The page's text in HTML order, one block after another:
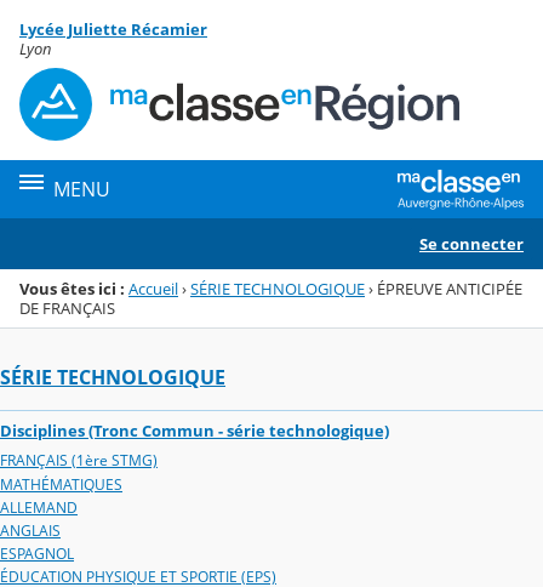
Menu de la rubrique
Contenu
Lycée Juliette Récamier
Lyon
MENU
Se connecter
Vous êtes ici : Accueil›SÉRIE TECHNOLOGIQUE› ÉPREUVE ANTICIPÉE
DE FRANÇAIS
SÉRIE TECHNOLOGIQUE
Disciplines (Tronc Commun - série technologique)
FRANÇAIS (1ère STMG)
MATHÉMATIQUES
ALLEMAND
ANGLAIS
ESPAGNOL
ÉDUCATION PHYSIQUE ET SPORTIE (EPS)